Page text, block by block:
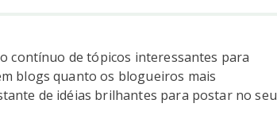
contínuo de tópicos interessantes para
blogs quanto os blogueiros mais
de idéias brilhantes para postar no seu